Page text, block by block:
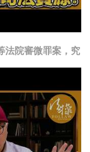
法院審微罪案，究